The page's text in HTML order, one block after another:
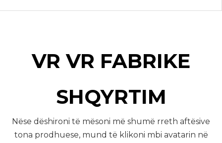
VR VR FABRIKE
SHQYRTIM
Nëse dëshironi të mësoni më shumë rreth aftësive
tona prodhuese, mund të klikoni mbi avatarin në